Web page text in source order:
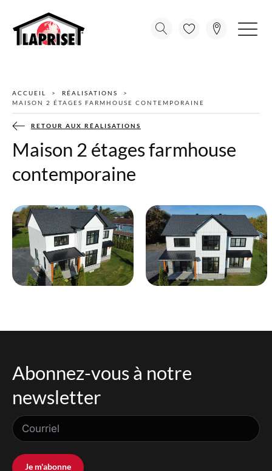
ACCUEIL
RÉALISATIONS
MAISON 2 ÉTAGES FARMHOUSE CONTEMPORAINE
RETOUR AUX RÉALISATIONS
Maison 2 étages farmhouse
contemporaine
Abonnez-vous à notre
newsletter
Je m'abonne